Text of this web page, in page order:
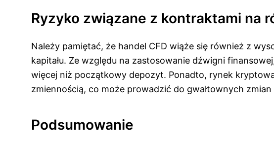
Ryzyko związane z kontraktami na
Należy pamiętać, że handel CFD wiąże się również z
kapitału. Ze względu na zastosowanie dźwigni
więcej niż początkowy depozyt. Ponadto, rynek
zmiennością, co może prowadzić do gwałtownych
Podsumowanie